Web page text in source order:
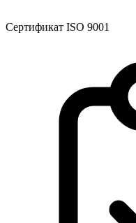
Сертификат ISO 9001